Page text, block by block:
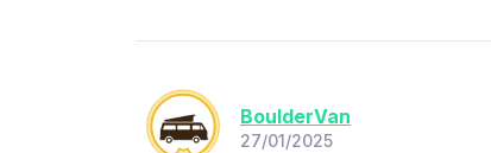
BoulderVan
27/01/2025